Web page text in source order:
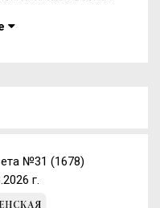
№31 (1678)
г.